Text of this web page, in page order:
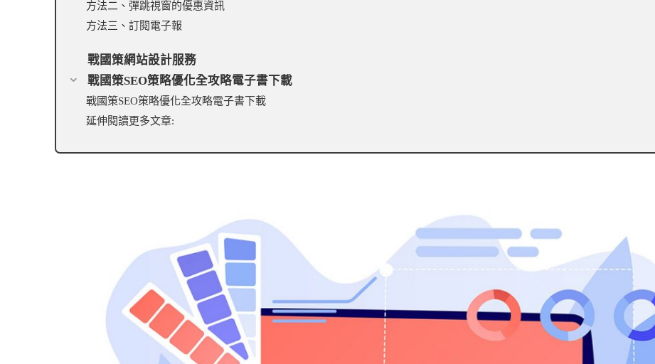
方法二、彈跳視窗的優惠資訊
方法三、訂閱電子報
戰國策網站設計服務
戰國策SEO策略優化全攻略電子書下載
戰國策SEO策略優化全攻略電子書下載
延伸閱讀更多文章: